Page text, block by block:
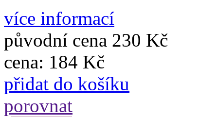
více informací
původní cena 230 Kč
cena: 184 Kč
přidat do košíku
porovnat